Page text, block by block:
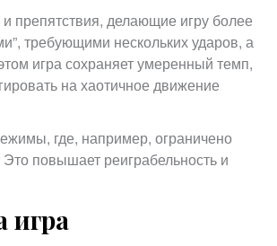
препятствия, делающие игру более
требующими нескольких ударов, а
игра сохраняет умеренный темп,
на хаотичное движение
где, например, ограничено
повышает реиграбельность и
игра